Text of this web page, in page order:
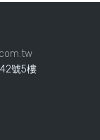
號5樓